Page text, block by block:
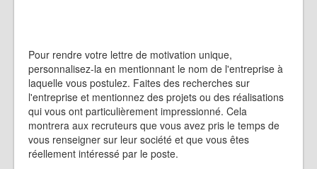
Pour rendre votre lettre de motivation unique,
personnalisez-la en mentionnant le nom de l'entreprise à
laquelle vous postulez. Faites des recherches sur
l'entreprise et mentionnez des projets ou des réalisations
qui vous ont particulièrement impressionné. Cela
montrera aux recruteurs que vous avez pris le temps de
vous renseigner sur leur société et que vous êtes
réellement intéressé par le poste.